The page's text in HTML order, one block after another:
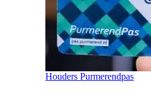
Houders Purmerendpas